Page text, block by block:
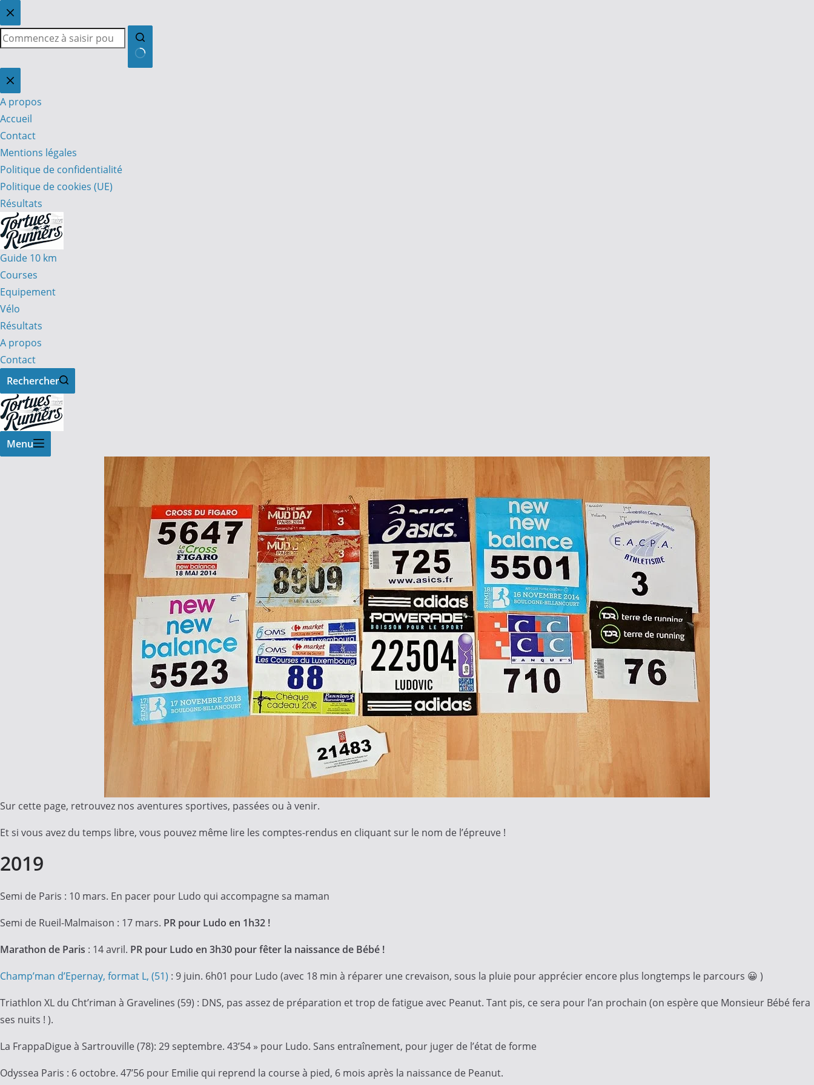
Passer
au
contenu
Aucun
résultat
A propos
Accueil
Contact
Mentions légales
Politique de confidentialité
Politique de cookies (UE)
Résultats
Guide 10 km
Courses
Equipement
Vélo
Résultats
A propos
Contact
Rechercher
Menu
Sur cette page, retrouvez nos aventures sportives, passées ou à venir.
Et si vous avez du temps libre, vous pouvez même lire les comptes-rendus en cliquant sur le nom de l’épreuve !
2019
Semi de Paris : 10 mars. En pacer pour Ludo qui accompagne sa maman
Semi de Rueil-Malmaison : 17 mars. PR pour Ludo en 1h32 !
Marathon de Paris : 14 avril. PR pour Ludo en 3h30 pour fêter la naissance de Bébé !
Champ’man d’Epernay, format L, (51) : 9 juin. 6h01 pour Ludo (avec 18 min à réparer une crevaison, sous la pluie pour apprécier encore plus longtemps le parcours 😀 )
Triathlon XL du Cht’riman à Gravelines (59) : DNS, pas assez de préparation et trop de fatigue avec Peanut. Tant pis, ce sera pour l’an prochain (on espère que Monsieur Bébé fera
ses nuits ! ).
La FrappaDigue à Sartrouville (78): 29 septembre. 43’54 » pour Ludo. Sans entraînement, pour juger de l’état de forme
Odyssea Paris : 6 octobre. 47’56 pour Emilie qui reprend la course à pied, 6 mois après la naissance de Peanut.